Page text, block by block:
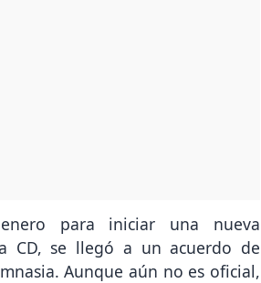
para iniciar una nueva
CD, se llegó a un acuerdo de
Aunque aún no es oficial,